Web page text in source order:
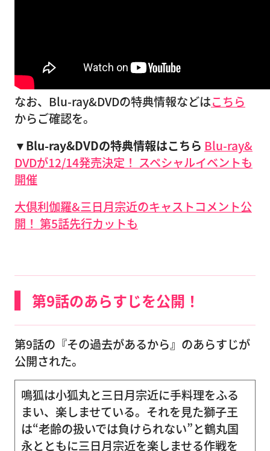
なお、Blu-ray&DVDの特典情報などはこちら
からご確認を。
▼Blu-ray&DVDの特典情報はこちら Blu-ray&
DVDが12/14発売決定！ スペシャルイベントも
開催
大倶利伽羅&三日月宗近のキャストコメント公
開！ 第5話先行カットも
第9話のあらすじを公開！
第9話の『その過去があるから』のあらすじが
公開された。
鳴狐は小狐丸と三日月宗近に手料理をふる
まい、楽しませている。それを見た獅子王
は“老齢の扱いでは負けられない”と鶴丸国
永とともに三日月宗近を楽しませる作戦を